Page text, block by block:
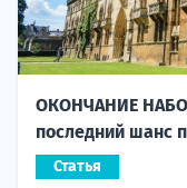
ОКОНЧАНИЕ
последний шанс
Статья